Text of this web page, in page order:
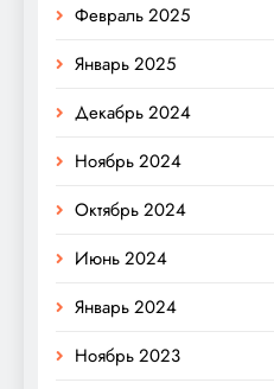
Февраль 2025
Январь 2025
Декабрь 2024
Ноябрь 2024
Октябрь 2024
Июнь 2024
Январь 2024
Ноябрь 2023